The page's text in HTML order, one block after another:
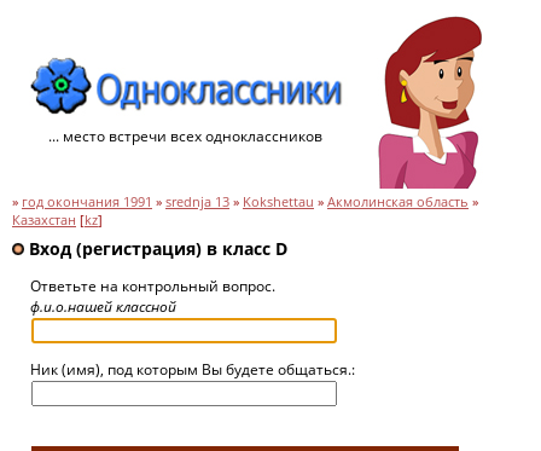
... место встречи всех одноклассников
» год окончания 1991 » srednja 13 » Kokshettau » Акмолинская область »
Казахстан [kz]
Вход (регистрация) в класс D
Ответьте на контрольный вопрос.
ф.и.о.нашей классной
Ник (имя), под которым Вы будете общаться.: